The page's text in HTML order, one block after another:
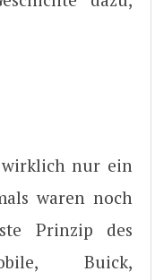
nur ein
waren noch
Prinzip des
Buick,